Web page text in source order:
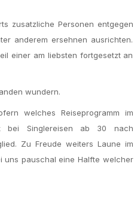
zusatzliche Personen entgegen
anderem ersehnen ausrichten.
einer am liebsten fortgesetzt an
wundern.
welches Reiseprogramm im
bei Singlereisen ab 30 nach
Zu Freude weiters Laune im
uns pauschal eine Halfte welcher